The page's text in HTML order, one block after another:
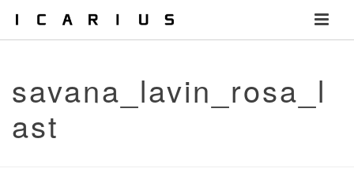
savana_lavin_rosa_l
ast